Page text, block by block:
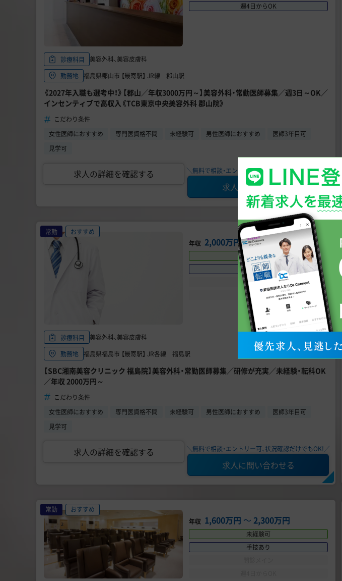
週4日からOK
診療科目
美容外科、美容皮膚科
勤務地 福島県郡山市 【最寄駅】 JR線 郡山駅
《2027年入職も選考中！》【郡山／年収3000万円～】美容外科・常勤医師募集／週3日～OK／
インセンティブで高収入《TCB東京中央美容外科 郡山院》
こだわり条件
女性医師におすすめ
専門医資格不問 未経験可 男性医師におすすめ
医師3年目可
見学可
求人の詳細を確認する ＼無料で相談・エントリー可、状況確認だけでもOK!／
求人に問い合わせる
常勤
おすすめ
年収 2,000万円〜2,300万円
未経験可
手技あり
問診メイン
週4日からOK
診療科目
美容外科、美容皮膚科
勤務地 福島県福島市 【最寄駅】 JR各線 福島駅
【SBC湘南美容クリニック 福島院】美容外科・常勤医師募集／研修が充実／未経験・転科OK
／年収 2000万円～
こだわり条件
女性医師におすすめ
専門医資格不問 未経験可 男性医師におすすめ
医師3年目可
見学可
求人の詳細を確認する ＼無料で相談・エントリー可、状況確認だけでもOK!／
求人に問い合わせる
常勤
おすすめ
年収 1,600万円 〜 2,300万円
未経験可
手技あり